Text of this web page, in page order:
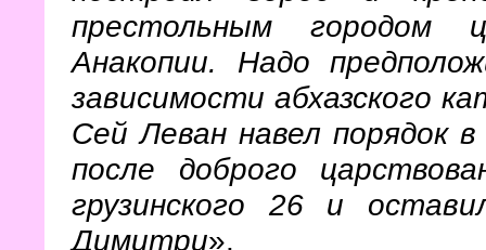
престольным городом
Анакопии. Надо
зависимости абхазского
Сей Леван навел порядок
после доброго
грузинского 26 и
Димитри».